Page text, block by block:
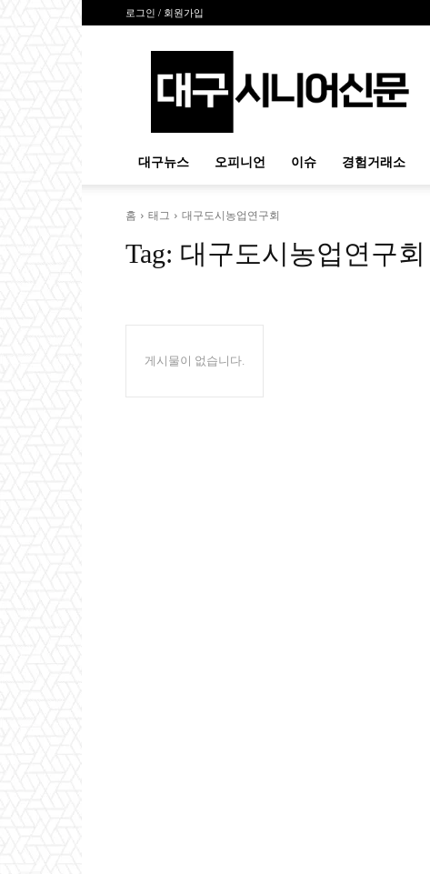
로그인 / 회원가입
시
대구뉴스 오피니언 이슈 경험거래소
홈 태그 대구도시농업연구회
Tag: 대구도시농업연구회
게시물이 없습니다.